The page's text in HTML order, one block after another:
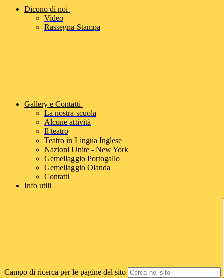
Dicono di noi
Video
Rassegna Stampa
Gallery e Contatti
La nostra scuola
Alcune attività
Il teatro
Teatro in Lingua Inglese
Nazioni Unite - New York
Gemellaggio Portogallo
Gemellaggio Olanda
Contatti
Info utili
Campo di ricerca per le pagine del sito